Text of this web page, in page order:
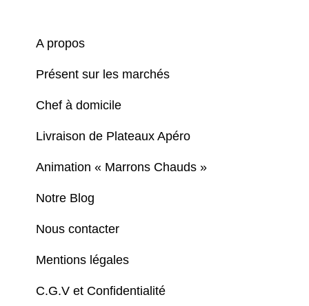
A propos
Présent sur les marchés
Chef à domicile
Livraison de Plateaux Apéro
Animation « Marrons Chauds »
Notre Blog
Nous contacter
Mentions légales
C.G.V et Confidentialité